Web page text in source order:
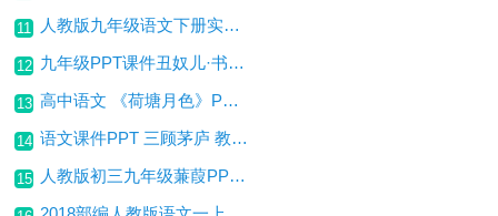
11 人教版九年级语文下册实验教科书电子版百度网盘下
12 九年级PPT课件丑奴儿·书博山道中壁免费下载
13 高中语文 《荷塘月色》PPT课件免费下载
14 语文课件PPT 三顾茅庐 教师课件教案PPT免费下载
15 人教版初三九年级蒹葭PPT课件免费下载